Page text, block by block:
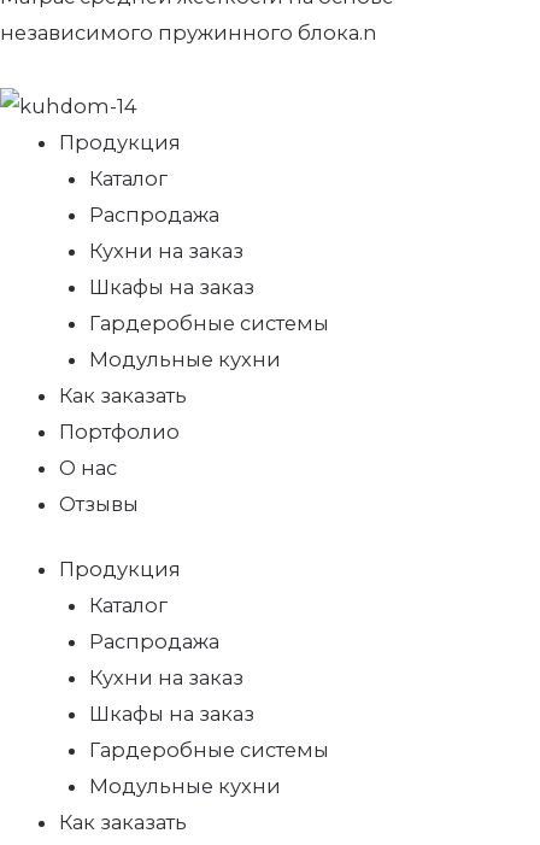
независимого пружинного блока.n
Продукция
Каталог
Распродажа
Кухни на заказ
Шкафы на заказ
Гардеробные системы
Модульные кухни
Как заказать
Портфолио
О нас
Отзывы
Продукция
Каталог
Распродажа
Кухни на заказ
Шкафы на заказ
Гардеробные системы
Модульные кухни
Как заказать